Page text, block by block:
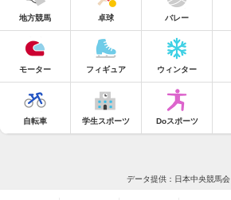
地方競馬 卓球 バレー
モーター フィギュア ウィンター
自転車 学生スポーツ Doスポーツ
データ提供：日本中央競馬会